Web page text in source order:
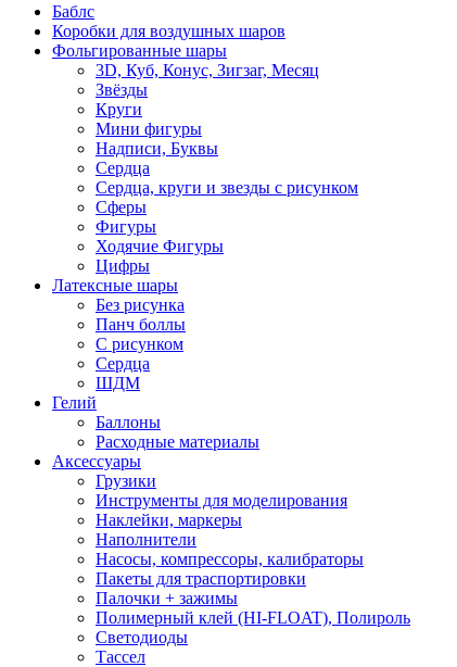
Баблс
Коробки для воздушных шаров
Фольгированные шары
3D, Куб, Конус, Зигзаг, Месяц
Звёзды
Круги
Мини фигуры
Надписи, Буквы
Сердца
Сердца, круги и звезды с рисунком
Сферы
Фигуры
Ходячие Фигуры
Цифры
Латексные шары
Без рисунка
Панч боллы
С рисунком
Сердца
ШДМ
Гелий
Баллоны
Расходные материалы
Аксессуары
Грузики
Инструменты для моделирования
Наклейки, маркеры
Наполнители
Насосы, компрессоры, калибраторы
Пакеты для траспортировки
Палочки + зажимы
Полимерный клей (HI-FLOAT), Полироль
Светодиоды
Тассел